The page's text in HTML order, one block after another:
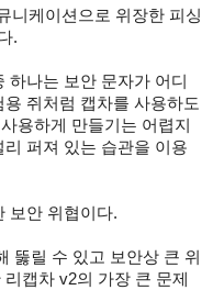
니케이션으로 위장한 피싱
.
하나는 보안 문자가 어디
쥐처럼 캡차를 사용하도
용하게 만들기는 어렵지
퍼져 있는 습관을 이용
보안 위협이다.
뚫릴 수 있고 보안상 큰 위
캡차 v2의 가장 큰 문제